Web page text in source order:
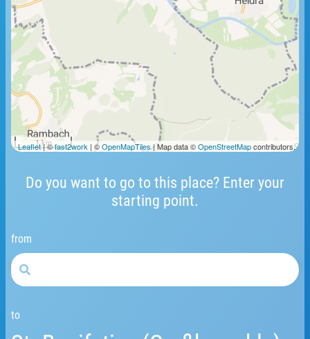
Do you want to go to this place? Enter your
starting point.
from
to
1 km
Leaflet| ©fast2work | ©OpenMapTiles| Map data ©OpenStreetMapcontributors.